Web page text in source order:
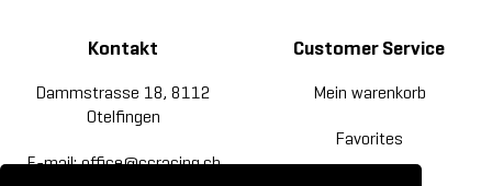
Kontakt
Dammstrasse 18, 8112
Otelfingen
E-mail: office@ccracing.ch
Customer Service
Mein warenkorb
Favorites